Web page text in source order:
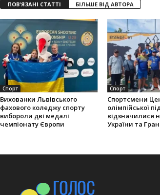
ПОВ'ЯЗАНІ СТАТТІ БІЛЬШЕ ВІД АВТОРА
Спорт
Вихованки Львівського
фахового коледжу спорту
вибороли дві медалі
чемпіонату Європи
Спорт
Спортсмени
олімпійської
відзначилися
України та